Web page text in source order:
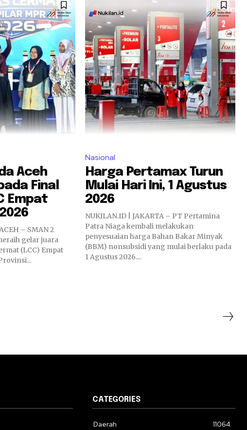
Aceh
Final
Empat
– SMAN 2
gelar juara
(LCC) Empat
Nasional
Harga Pertamax Turun
Mulai Hari Ini, 1 Agustus
2026
NUKILAN.ID | JAKARTA – PT Pertamina
Patra Niaga kembali melakukan
penyesuaian harga Bahan Bakar Minyak
(BBM) nonsubsidi yang mulai berlaku pada
1 Agustus 2026....
CATEGORIES
Daerah 11064